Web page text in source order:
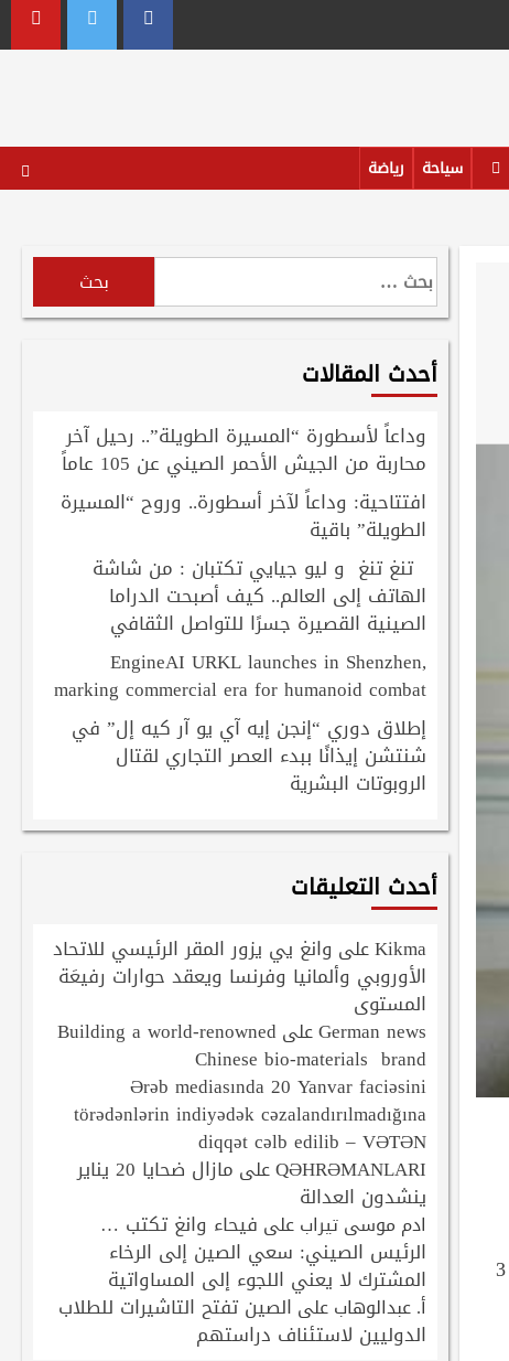
Facebook
Twitter
سياحة
رياضة
وأوضح لياو، في مؤتمر صحفي، أن الواردات والصادرات المتبادلة بين البلدين في الربع الأول من هذا العام بلغت 3
البحث
عن:
أحدث المقالات
وداعاً لأسطورة “المسيرة الطويلة”.. رحيل آخر
محاربة من الجيش الأحمر الصيني عن 105 عاماً
افتتاحية: وداعاً لآخر أسطورة.. وروح “المسيرة
الطويلة” باقية
تنغ تنغ و ليو جيايي تكتبان : من شاشة
الهاتف إلى العالم.. كيف أصبحت الدراما
الصينية القصيرة جسرًا للتواصل الثقافي
EngineAI URKL launches in Shenzhen,
marking commercial era for humanoid combat
إطلاق دوري “إنجن إيه آي يو آر كيه إل” في
شنتشن إيذانًا ببدء العصر التجاري لقتال
الروبوتات البشرية
أحدث التعليقات
Kikmaعلى وانغ يي يزور المقر الرئيسي للاتحاد
الأوروبي وألمانيا وفرنسا ويعقد حوارات رفيعَة
المستوى
German newsعلى Building a world-renowned
Chinese bio-materials brand
Ərəb mediasında 20 Yanvar faciəsini
törədənlərin indiyədək cəzalandırılmadığına
diqqət cəlb edilib – VƏTƏN
QƏHRƏMANLARIعلى مازال ضحايا 20 يناير
ينشدون العدالة
ادم موسى تيرابعلى فيحاء وانغ تكتب …
الرئيس الصيني: سعي الصين إلى الرخاء
المشترك لا يعني اللجوء إلى المساواتية
أ. عبدالوهابعلى الصين تفتح التاشيرات للطلاب
الدوليين لاستئناف دراستهم